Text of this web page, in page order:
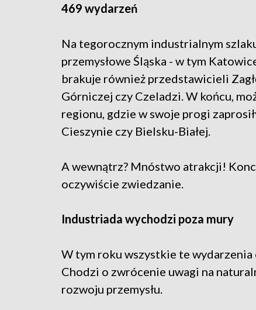
469 wydarzeń
Na tegorocznym industrialnym
przemysłowe Śląska - w tym
brakuje również przedstawicieli
Górniczej czy Czeladzi. W końcu,
regionu, gdzie w swoje progi
Cieszynie czy Bielsku-Białej.
A wewnątrz? Mnóstwo atrakcji!
oczywiście zwiedzanie.
Industriada wychodzi poza mury
W tym roku wszystkie te wydarzenia
Chodzi o zwrócenie uwagi na
rozwoju przemysłu.